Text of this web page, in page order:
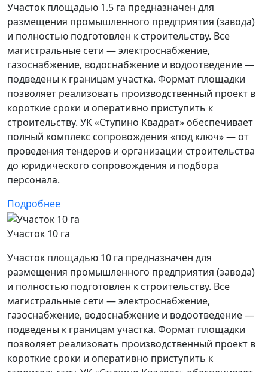
Участок площадью 1.5 га предназначен для
размещения промышленного предприятия (завода)
и полностью подготовлен к строительству. Все
магистральные сети — электроснабжение,
газоснабжение, водоснабжение и водоотведение —
подведены к границам участка. Формат площадки
позволяет реализовать производственный проект в
короткие сроки и оперативно приступить к
строительству. УК «Ступино Квадрат» обеспечивает
полный комплекс сопровождения «под ключ» — от
проведения тендеров и организации строительства
до юридического сопровождения и подбора
персонала.
Подробнее
Участок 10 га
Участок площадью 10 га предназначен для
размещения промышленного предприятия (завода)
и полностью подготовлен к строительству. Все
магистральные сети — электроснабжение,
газоснабжение, водоснабжение и водоотведение —
подведены к границам участка. Формат площадки
позволяет реализовать производственный проект в
короткие сроки и оперативно приступить к